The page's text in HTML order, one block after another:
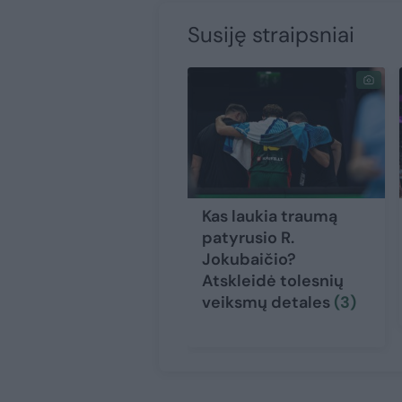
Susiję straipsniai
Kas laukia traumą
patyrusio R.
Jokubaičio?
Atskleidė tolesnių
veiksmų detales (3)